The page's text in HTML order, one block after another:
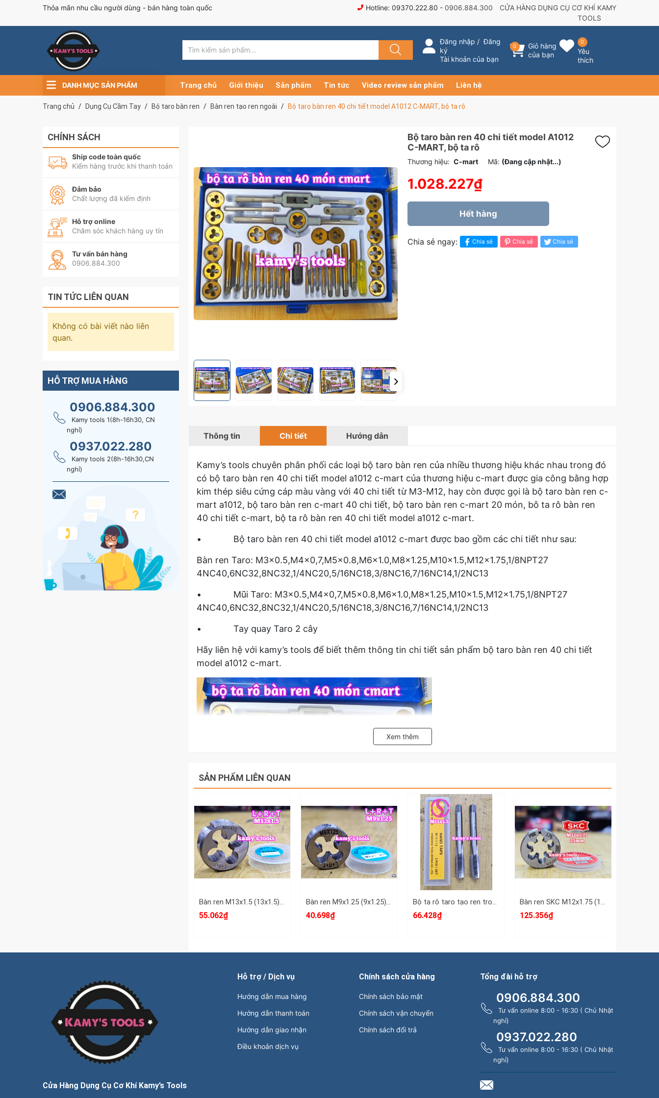
Thỏa mãn nhu cầu người dùng - bán hàng toàn quốc Hotline: 09370.222.80 - 0906.884.300
CỬA HÀNG DỤNG CỤ CƠ KHÍ KAMY
TOOLS
Đăng nhập /Đăng
ký
Tài khoản của bạn
0
Giỏ hàng
của bạn
0
Yêu
thích
DANH MỤC SẢN PHẨM Trang chủ Giới thiệu Sản phẩm Tin tức Video review sản phẩm Liên hệ
Trang chủ Dụng Cụ Cầm Tay Bộ taro bàn ren Bàn ren tạo ren ngoài Bộ taro bàn ren 40 chi tiết model A1012 C-MART, bộ ta rô
Bộ taro bàn ren 40 chi tiết model A1012
C-MART, bộ ta rô
Thương hiệu: C-mart Mã: (Đang cập nhật...)
1.028.227₫
Hết hàng
Chia sẻ ngay: Chia sẻ Chia sẻ Chia sẻ
Thông tin Chi tiết Hướng dẫn
Kamy’s tools chuyên phân phối các loại bộ taro bàn ren của nhiều thương hiệu khác nhau trong đó
có bộ taro bàn ren 40 chi tiết model a1012 c-mart của thương hiệu c-mart được gia công bằng hợp
kim thép siêu cứng cáp màu vàng với 40 chi tiết từ M3-M12, hay còn được gọi là bộ taro bàn ren c-
mart a1012, bộ taro bàn ren c-mart 40 chi tiết, bộ taro bàn ren c-mart 20 món, bô ta rô bàn ren
40 chi tiết c-mart, bộ ta rô bàn ren 40 chi tiết model a1012 c-mart.
• Bộ taro bàn ren 40 chi tiết model a1012 c-mart được bao gồm các chi tiết như sau:
Bàn ren Taro: M3x0.5,M4x0,7,M5x0.8,M6x1.0,M8x1.25,M10x1.5,M12x1.75,1/8NPT27
4NC40,6NC32,8NC32,1/4NC20,5/16NC18,3/8NC16,7/16NC14,1/2NC13
• Mũi Taro: M3x0.5,M4x0,7,M5x0.8,M6x1.0,M8x1.25,M10x1.5,M12x1.75,1/8NPT27
4NC40,6NC32,8NC32,1/4NC20,5/16NC18,3/8NC16,7/16NC14,1/2NC13
• Tay quay Taro 2 cây
Hãy liên hệ với kamy’s tools để biết thêm thông tin chi tiết sản phẩm bộ taro bàn ren 40 chi tiết
model a1012 c-mart.
Xem thêm
SẢN PHẨM LIÊN QUAN
Bàn ren M13x1.5 (13x1.5) L+R+T (LRT) dụng cụ tạo ren ngoài bulong LRT-431315
55.062₫
Bàn ren M9x1.25 (9x1.25) L+R+T (LRT) dụng cụ tạo ren ngoài bulong LRT-430912
40.698₫
Bộ ta rô taro tạo ren trong Shanghai M11x1.5 dài 84mm SH-521115
66.428₫
Bàn ren SKC M12x1.75 (12x1.75) đường kính 1 inch 25mm SKC-432512A
125.356₫
CHÍNH SÁCH
Ship code toàn quốc
Kiểm hàng trước khi thanh toán
Đảm bảo
Chất lượng đã kiểm định
Hỗ trợ online
Chăm sóc khách hàng uy tín
Tư vấn bán hàng
0906.884.300
TIN TỨC LIÊN QUAN
Không có bài viết nào liên
quan.
HỖ TRỢ MUA HÀNG
0906.884.300
Kamy tools 1(8h-16h30, CN
nghỉ)
0937.022.280
Kamy tools 2(8h-16h30,CN
nghỉ)
Cửa Hàng Dụng Cụ Cơ Khí Kamy’s Tools
Hỗ trợ / Dịch vụ
Hướng dẫn mua hàng
Hướng dẫn thanh toán
Hướng dẫn giao nhận
Điều khoản dịch vụ
Chính sách cửa hàng
Chính sách bảo mật
Chính sách vận chuyển
Chính sách đổi trả
Tổng đài hỗ trợ
0906.884.300
Tư vấn online 8:00 - 16:30 ( Chủ Nhật
nghỉ)
0937.022.280
Tư vấn online 8:00 - 16:30 ( Chủ Nhật
nghỉ)